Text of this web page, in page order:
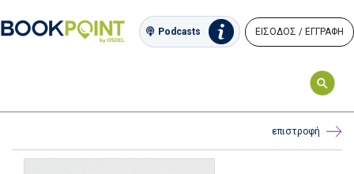
Podcasts ΕΙΣΟΔΟΣ / ΕΓΓΡΑΦΗ
επιστροφή